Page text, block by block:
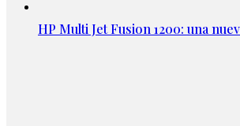
HP Multi Jet Fusion 1200: una